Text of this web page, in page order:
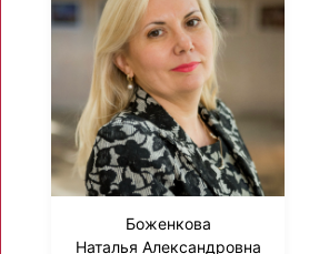
Боженкова
Наталья Александровна